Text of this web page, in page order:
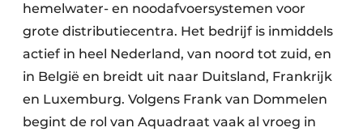
hemelwater- en noodafvoersystemen voor
grote distributiecentra. Het bedrijf is inmiddels
actief in heel Nederland, van noord tot zuid, en
in België en breidt uit naar Duitsland, Frankrijk
en Luxemburg. Volgens Frank van Dommelen
begint de rol van Aquadraat vaak al vroeg in